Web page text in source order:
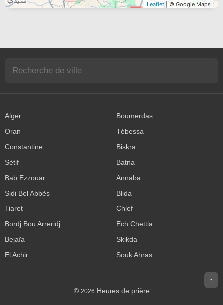
Leaflet | © Google Maps
Alger
Boumerdas
Oran
Tébessa
Constantine
Biskra
Sétif
Batna
Bab Ezzouar
Annaba
Sidi Bel Abbès
Blida
Tiaret
Chlef
Bordj Bou Arreridj
Ech Chettia
Bejaïa
Skikda
El Achir
Souk Ahras
© 2026 Heures de prière
↑